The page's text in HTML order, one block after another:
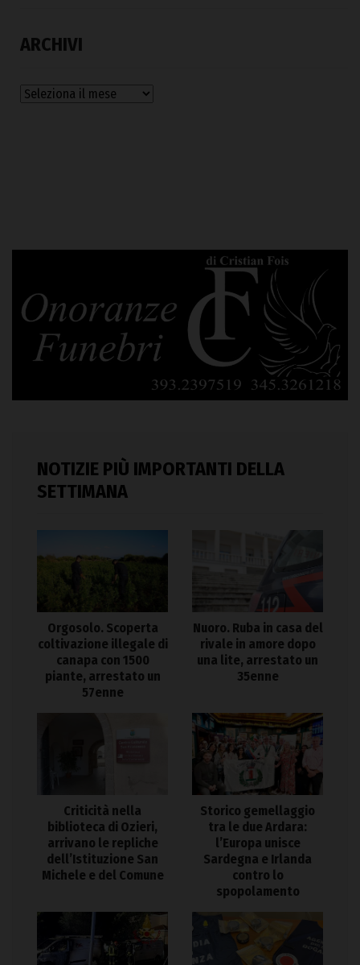
ARCHIVI
Archivi
NOTIZIE PIÙ IMPORTANTI DELLA
SETTIMANA
Orgosolo. Scoperta
coltivazione illegale di
canapa con 1500
piante, arrestato un
57enne
Nuoro. Ruba in casa del
rivale in amore dopo
una lite, arrestato un
35enne
Criticità nella
biblioteca di Ozieri,
arrivano le repliche
dell’Istituzione San
Michele e del Comune
Storico gemellaggio
tra le due Ardara:
l’Europa unisce
Sardegna e Irlanda
contro lo
spopolamento